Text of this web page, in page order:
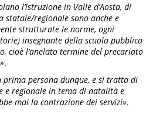
l’istruzione in Valle d’Aosta, di
statale/regionale sono anche e
strutturate le norme, ogni
insegnante della scuola pubblica
cioè l’anelato termine del precariato
.
prima persona dunque, e si tratta di
e regionale in tema di natalità e
mai la contrazione dei servizi».